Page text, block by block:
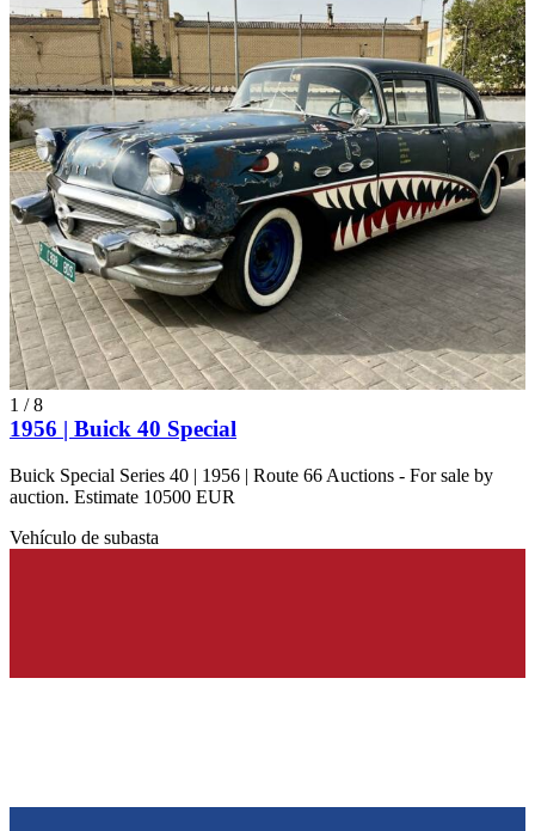
1 /8
1956 | Buick 40 Special
Buick Special Series 40 | 1956 | Route 66 Auctions - For sale by
auction. Estimate 10500 EUR
Vehículo de subasta